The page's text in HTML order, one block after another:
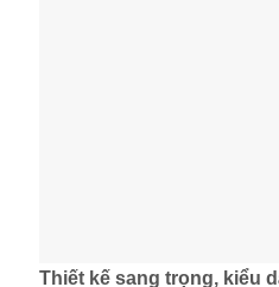
Thiết kế sang trọng, kiểu